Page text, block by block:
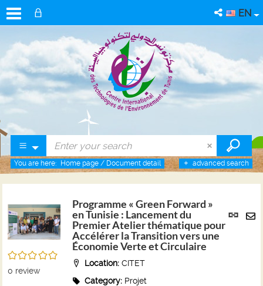
EN
advanced search
You are here: Home page / Document detail
link
/5
0 review
Programme « Green Forward »
en Tunisie : Lancement du
Premier Atelier thématique pour
Accélérer la Transition vers une
Économie Verte et Circulaire
Location: CITET
Category: Projet